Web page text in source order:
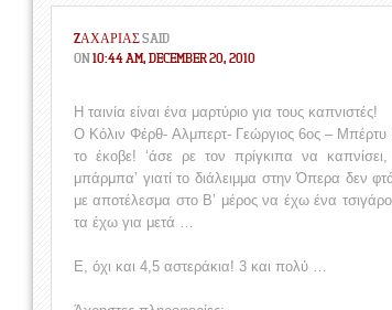
ZΑΧΑΡΊΑΣSAID
ON10:44 AM, DECEMBER 20, 2010
Η ταινία είναι ένα μαρτύριο για τους καπνιστές!
Ο Κόλιν Φέρθ- Αλμπερτ- Γεώργιος 6ος – Μπέρτυ
το έκοβε! ‘άσε ρε τον πρίγκιπα να
μπάρμπα’ γιατί το διάλειμμα στην Όπερα δεν
με αποτέλεσμα στο Β’ μέρος να έχω ένα
τα έχω για μετά …
Ε, όχι και 4,5 αστεράκια! 3 και πολύ …